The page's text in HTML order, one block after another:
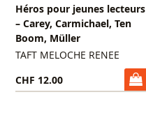
Héros pour jeunes lecteurs
– Carey, Carmichael, Ten
Boom, Müller
TAFT MELOCHE RENEE
CHF 12.00